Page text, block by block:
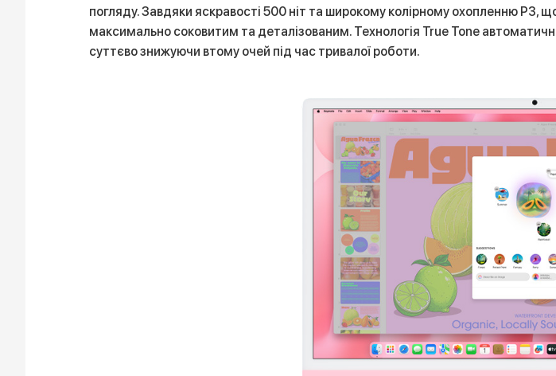
погляду. Завдяки яскравості 500 ніт та широкому колірному охопленню P3,
максимально соковитим та деталізованим. Технологія True Tone
суттєво знижуючи втому очей під час тривалої роботи.